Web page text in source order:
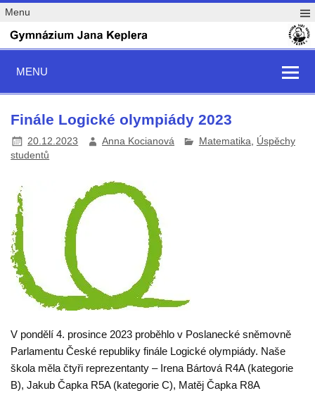
Menu
MENU
Finále Logické olympiády 2023
20.12.2023 Anna Kocianová Matematika
Úspěchy
studentů
V pondělí 4. prosince 2023 proběhlo v Poslanecké sněmovně
Parlamentu České republiky finále Logické olympiády. Naše
škola měla čtyři reprezentanty – Irena Bártová R4A (kategorie
B), Jakub Čapka R5A (kategorie C), Matěj Čapka R8A